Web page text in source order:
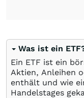
Was ist ein
Ein ETF ist ein
Aktien, Anleihen
enthält und wie
Handelstages